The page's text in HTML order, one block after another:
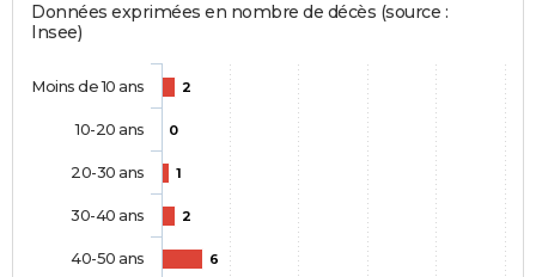
Données exprimées en nombre de décès (source :
Insee)
2
0
1
2
6
Moins de 10 ans
10-20 ans
20-30 ans
30-40 ans
40-50 ans